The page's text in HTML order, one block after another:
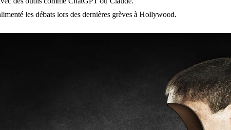
les débats lors des dernières grèves à Hollywood.